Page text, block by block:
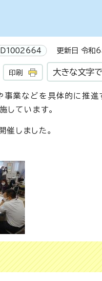
更新日 令和6
印刷 大きな文字
事業などを具体的に推進
ています。
しました。